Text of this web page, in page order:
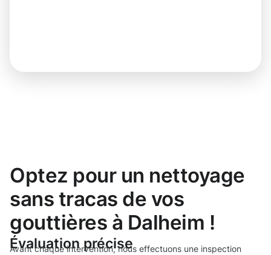
Optez pour un nettoyage
sans tracas de vos
gouttières à Dalheim !
Évaluation précise
Avant chaque intervention, nous effectuons une inspection